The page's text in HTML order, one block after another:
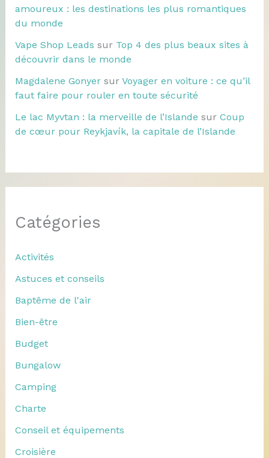
amoureux : les destinations les plus romantiques
du monde
Vape Shop Leads sur Top 4 des plus beaux sites à
découvrir dans le monde
Magdalene Gonyersur Voyager en voiture : ce qu’il
faut faire pour rouler en toute sécurité
Le lac Myvtan : la merveille de l’Islande sur Coup
de cœur pour Reykjavík, la capitale de l’Islande
Catégories
Activités
Astuces et conseils
Baptême de l'air
Bien-être
Budget
Bungalow
Camping
Charte
Conseil et équipements
Croisière